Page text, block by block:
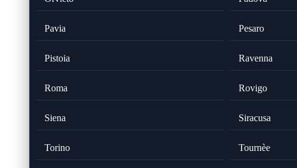
Pavia Pesaro
Pistoia Ravenna
Roma Rovigo
Siena Siracusa
Torino Tournèe